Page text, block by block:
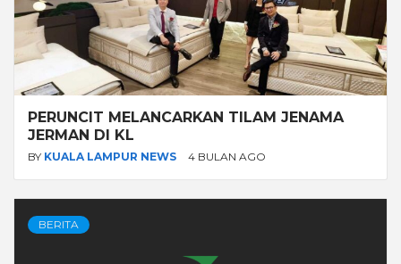
PERUNCIT MELANCARKAN TILAM JENAMA
JERMAN DI KL
BY KUALA LAMPUR NEWS 4 BULAN AGO
BERITA